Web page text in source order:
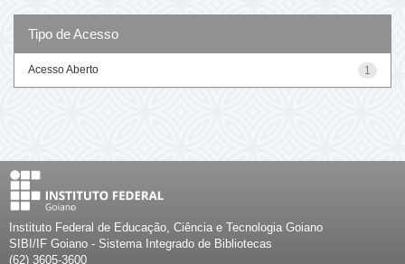
Tipo de Acesso
1
Acesso Aberto
Instituto Federal de Educação, Ciência e Tecnologia Goiano
SIBI/IF Goiano - Sistema Integrado de Bibliotecas
(62) 3605-3600